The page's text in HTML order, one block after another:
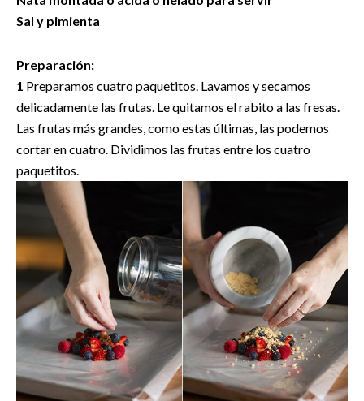
Sal y pimienta
Preparación:
1 Preparamos cuatro paquetitos. Lavamos y secamos
delicadamente las frutas. Le quitamos el rabito a las fresas.
Las frutas más grandes, como estas últimas, las podemos
cortar en cuatro. Dividimos las frutas entre los cuatro
paquetitos.